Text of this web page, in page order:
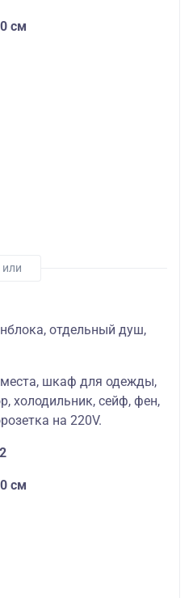
см
отдельный душ,
шкаф для одежды,
холодильник, сейф, фен,
на 220V.
см